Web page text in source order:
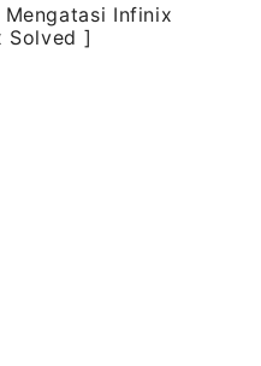
Infinix
Solved ]